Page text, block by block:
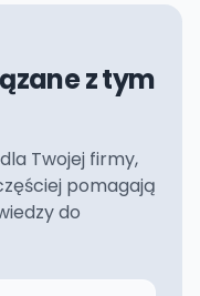
z tym
Twojej firmy,
pomagają
do